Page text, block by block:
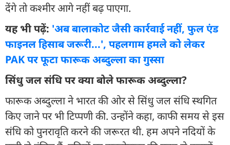
देंगे तो कश्मीर आगे नहीं बढ़ पाएगा.
यह भी पढ़ें: 'अब बालाकोट जैसी कार्रवाई नहीं, फुल एंड
फाइनल हिसाब जरूरी...', पहलगाम हमले को लेकर
PAK पर फूटा फारूक अब्दुल्ला का गुस्सा
सिंधु जल संधि पर क्या बोले फारूक अब्दुल्ला?
फारूक अब्दुल्ला ने भारत की ओर से सिंधु जल संधि स्थगित
किए जाने पर भी टिप्पणी की. उन्होंने कहा, काफी समय से इस
संधि को पुनरावृति करने की जरूरत थी. हम अपने नदियों के